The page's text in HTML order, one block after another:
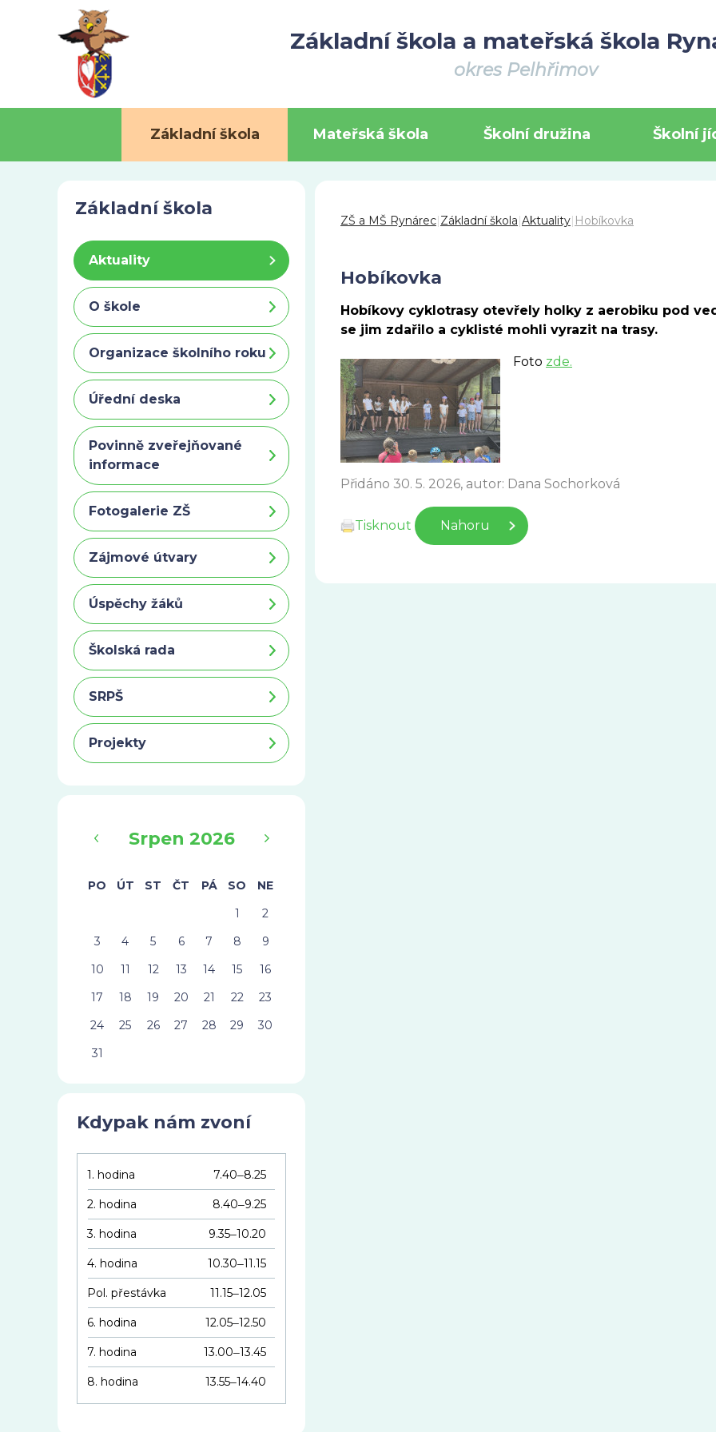
Základní škola a mateřská škola
okres Pelhřimov
Základní škola Mateřská škola Školní družina Školní
ZŠ a MŠ Rynárec Základní škola Aktuality Hobíkovka
Hobíkovka
Hobíkovy cyklotrasy otevřely holky z aerobiku pod
se jim zdařilo a cyklisté mohli vyrazit na trasy.
Foto zde.
Přidáno 30. 5. 2026, autor: Dana Sochorková
Tisknout Nahoru
Základní škola
Aktuality
O škole
Organizace školního roku
Úřední deska
Povinně zveřejňované
informace
Fotogalerie ZŠ
Zájmové útvary
Úspěchy žáků
Školská rada
SRPŠ
Projekty
Srpen 2026
PO ÚT ST ČT PÁ SO
NE
1
2
3
4 5 6 7 8
9
10
11 12 13 14 15
16
17
18 19 20 21 22
23
24
25 26 27 28 29
30
31
Kdypak nám zvoní
1. hodina 7.40–8.25
2. hodina 8.40–9.25
3. hodina 9.35–10.20
4. hodina 10.30–11.15
Pol. přestávka 11.15–12.05
6. hodina 12.05–12.50
7. hodina 13.00–13.45
8. hodina 13.55–14.40